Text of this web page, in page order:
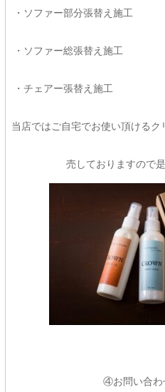
・ソファー部分張
・ソファー総張替
・チェアー張替
当店ではご自宅でお使い頂ける
売しておりますので
④お問い合わ